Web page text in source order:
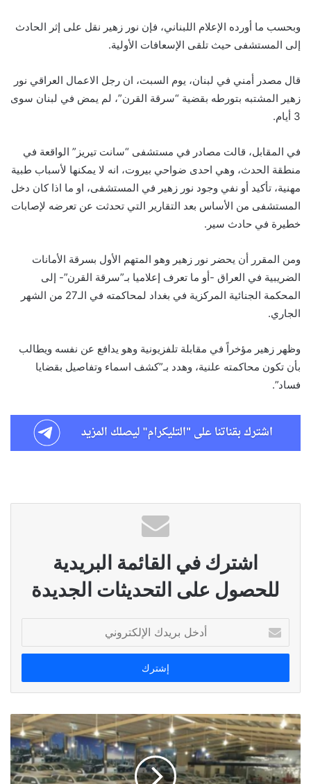
وبحسب ما أورده الإعلام اللبناني، فإن نور زهير نقل على إثر الحادث
إلى المستشفى حيث تلقى الإسعافات الأولية.
قال مصدر أمني في لبنان، يوم السبت، ان رجل الاعمال العراقي نور
زهير المشتبه بتورطه بقضية “سرقة القرن”، لم يمض في لبنان سوى
3 أيام.
في المقابل، قالت مصادر في مستشفى “سانت تيريز” الواقعة في
منطقة الحدث، وهي احدى ضواحي بيروت، انه لا يمكنها لأسباب طبية
مهنية، تأكيد أو نفي وجود نور زهير في المستشفى، او ما اذا كان دخل
المستشفى من الأساس بعد التقارير التي تحدثت عن تعرضه لإصابات
خطيرة في حادث سير.
ومن المقرر أن يحضر نور زهير وهو المتهم الأول بسرقة الأمانات
الضريبية في العراق -أو ما تعرف إعلاميا بـ”سرقة القرن”- إلى
المحكمة الجنائية المركزية في بغداد لمحاكمته في الـ27 من الشهر
الجاري.
وظهر زهير مؤخراً في مقابلة تلفزيونية وهو يدافع عن نفسه ويطالب
بأن تكون محاكمته علنية، وهدد بـ”كشف اسماء وتفاصيل بقضايا
فساد”.
اشترك في القائمة البريدية
للحصول على التحديثات الجديدة
بريدك
الإلكتروني